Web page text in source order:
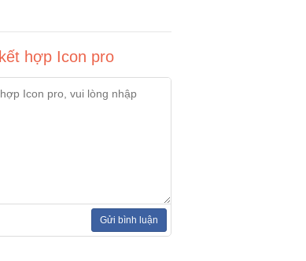
hợp Icon pro
Gửi bình luận